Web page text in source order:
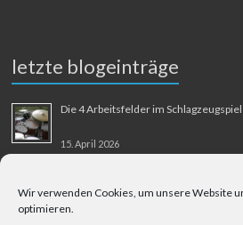
Wir verwenden Cookies, um unsere Website
optimieren.
letzte blogeinträge
Die 4 Arbeitsfelder im
15. April 2026
31. August 2025